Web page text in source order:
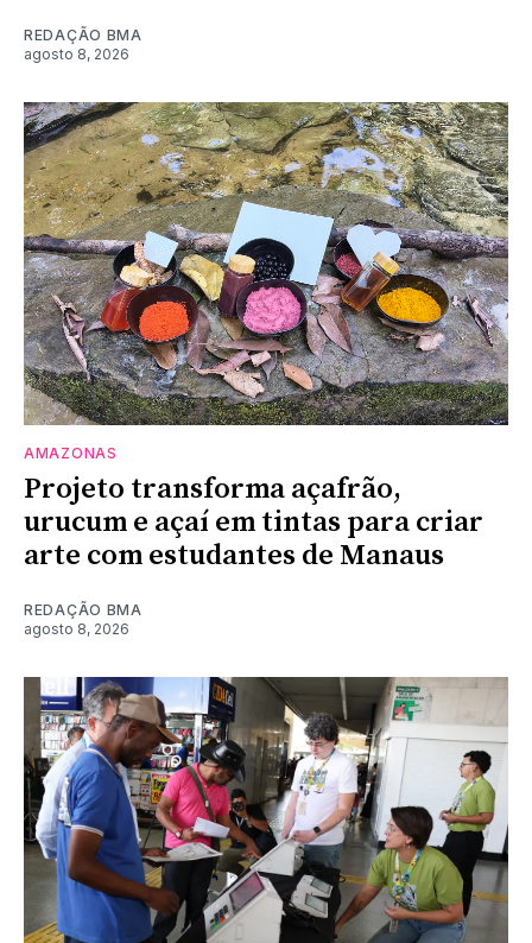
REDAÇÃO BMA
agosto 8, 2026
AMAZONAS
Projeto transforma açafrão,
urucum e açaí em tintas para criar
arte com estudantes de Manaus
REDAÇÃO BMA
agosto 8, 2026